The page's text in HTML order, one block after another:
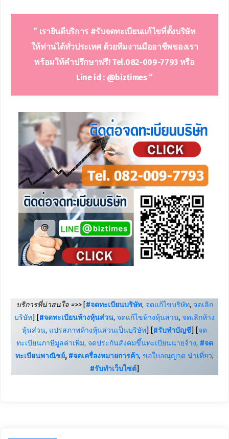
” เรายินดีบริการ #รับจดทะเบียนแก้ไขที่ตั้งบริษัท
ให้ท่านได้ทั่วประเทศ ด้วยทีมงานมืออาชีพของเรา
พร้อมให้คำปรึกษาฟรี! Tel.082-009-7793 หรือ
Line id : @biztimes “
บริการที่น่าสนใจ =>>[#จดทะเบียนบริษัท, จดแก้ไขบริษัท, จดเลิก
บริษัท] [#จดทะเบียนห้างหุ้นส่วน, จดแก้ไขห้างหุ้นส่วน, จดเลิกห้าง
หุ้นส่วน, แปรสภาพห้างหุ้นส่วนเป็นบริษัท] [#รับทำบัญชี] [จด
ทะเบียนภาษีมูลค่าเพิ่ม, จดประกันสังคมขึ้นทะเบียนนายจ้าง, #จด
ทะเบียนพาณิชย์, #จดเครื่องหมายการค้า, ขอใบอณุญาต นำเที่ยว,
#รับทำเว็บไซต์]